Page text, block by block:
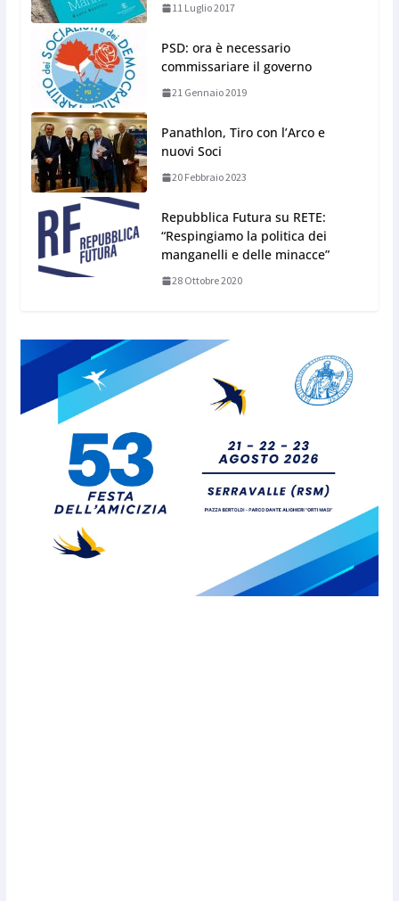
11 Luglio 2017
PSD: ora è necessario
commissariare il governo
21 Gennaio 2019
Panathlon, Tiro con l’Arco e
nuovi Soci
20 Febbraio 2023
Repubblica Futura su RETE:
“Respingiamo la politica dei
manganelli e delle minacce”
28 Ottobre 2020